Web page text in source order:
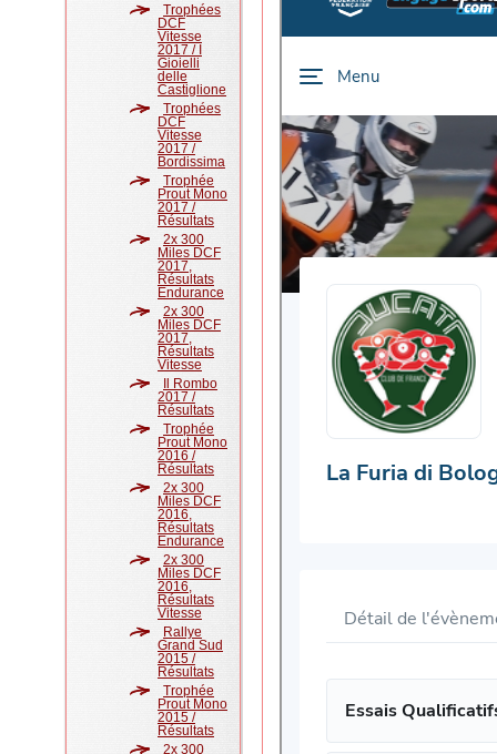
Trophées
DCF
Vitesse
2017 / I
Gioielli
delle
Castiglione
Trophées
DCF
Vitesse
2017 /
Bordissima
Trophée
Prout Mono
2017 /
Résultats
2x 300
Miles DCF
2017,
Résultats
Endurance
2x 300
Miles DCF
2017,
Résultats
Vitesse
Il Rombo
2017 /
Résultats
Trophée
Prout Mono
2016 /
Résultats
2x 300
Miles DCF
2016,
Résultats
Endurance
2x 300
Miles DCF
2016,
Résultats
Vitesse
Rallye
Grand Sud
2015 /
Résultats
Trophée
Prout Mono
2015 /
Résultats
2x 300